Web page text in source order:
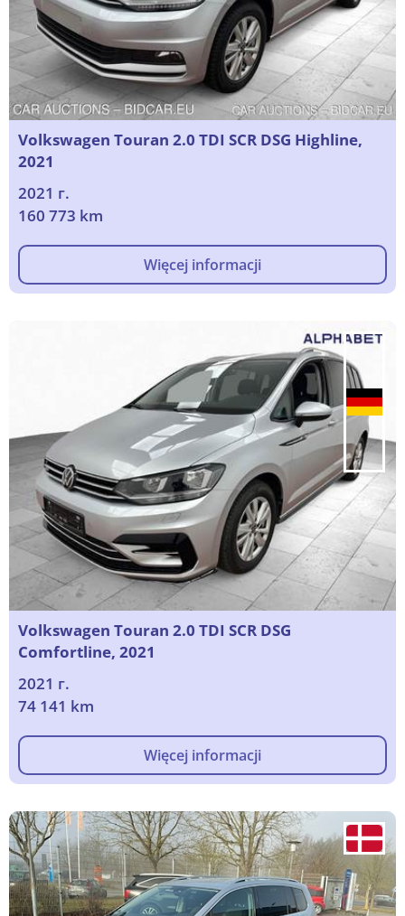
Volkswagen Touran 2.0 TDI SCR DSG Highline,
2021
2021 г.
160 773 km
Więcej informacji
Volkswagen Touran 2.0 TDI SCR DSG
Comfortline, 2021
2021 г.
74 141 km
Więcej informacji